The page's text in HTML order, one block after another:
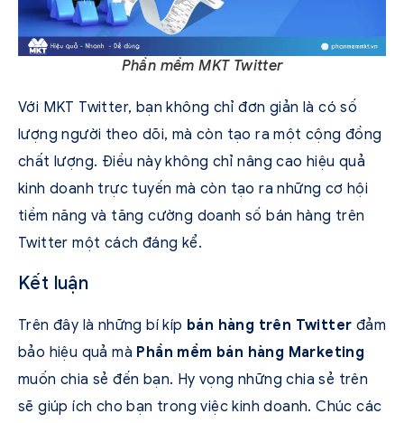
Phần mềm MKT Twitter
Với MKT Twitter, bạn không chỉ đơn giản là có số
lượng người theo dõi, mà còn tạo ra một cộng đồng
chất lượng. Điều này không chỉ nâng cao hiệu quả
kinh doanh trực tuyến mà còn tạo ra những cơ hội
tiềm năng và tăng cường doanh số bán hàng trên
Twitter một cách đáng kể.
Kết luận
Trên đây là những bí kíp bán hàng trên Twitter đảm
bảo hiệu quả mà Phần mềm bán hàng Marketing
muốn chia sẻ đến bạn. Hy vọng những chia sẻ trên
sẽ giúp ích cho bạn trong việc kinh doanh. Chúc các